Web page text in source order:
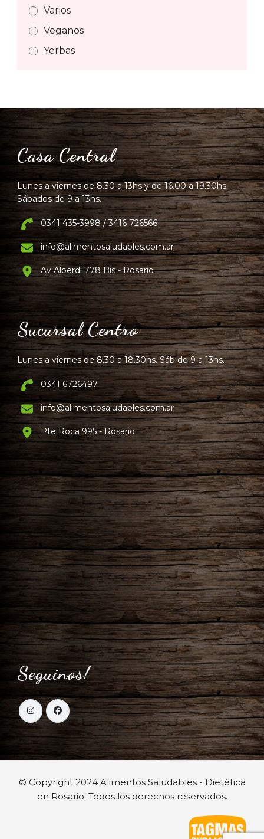
Varios
Veganos
Yerbas
Casa Central
Lunes a viernes de 8.30 a 13hs y de 16.00 a 19.30hs.
Sábados de 9 a 13hs.
0341 435-3998 / 3416 726566
info@alimentosaludables.com.ar
Av Alberdi 778 Bis - Rosario
Sucursal Centro
Lunes a viernes de 8.30 a 18.30hs. Sáb de 9 a 13hs.
0341 6726497
info@alimentosaludables.com.ar
Pte Roca 995 - Rosario
Seguinos!
© Copyright 2024 Alimentos Saludables - Dietética
en Rosario. Todos los derechos reservados.